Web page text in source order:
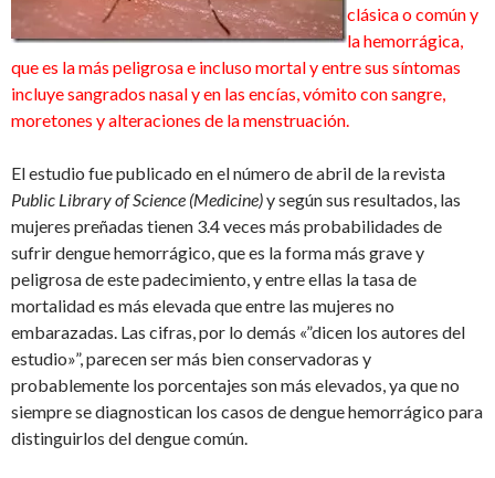
clásica o común y
la hemorrágica,
que es la más peligrosa e incluso mortal y entre sus síntomas
incluye sangrados nasal y en las encías, vómito con sangre,
moretones y alteraciones de la menstruación.
El estudio fue publicado en el número de abril de la revista
Public Library of Science (Medicine)y según sus resultados, las
mujeres preñadas tienen 3.4 veces más probabilidades de
sufrir dengue hemorrágico, que es la forma más grave y
peligrosa de este padecimiento, y entre ellas la tasa de
mortalidad es más elevada que entre las mujeres no
embarazadas. Las cifras, por lo demás «”dicen los autores del
estudio»”, parecen ser más bien conservadoras y
probablemente los porcentajes son más elevados, ya que no
siempre se diagnostican los casos de dengue hemorrágico para
distinguirlos del dengue común.